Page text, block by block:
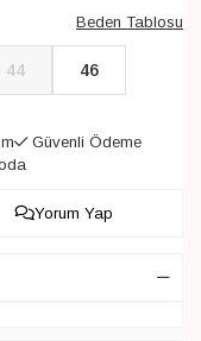
Beden Tablosu
44 46
Güvenli Ödeme
Yorum Yap